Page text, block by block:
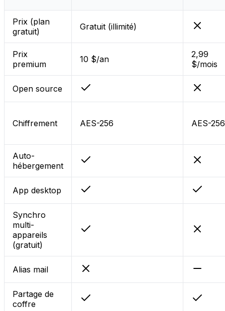
Prix (plan
gratuit)
Gratuit (illimité)
Prix
premium
10 $/an
2,99
$/mois
Open source
Chiffrement AES-256 AES-256
Auto-
hébergement
App desktop
Synchro
multi-
appareils
(gratuit)
Alias mail
Partage de
coffre